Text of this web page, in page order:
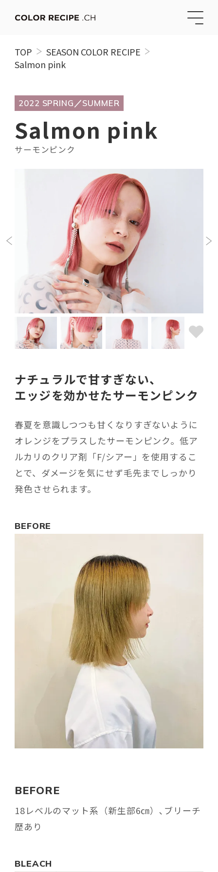
TOP
SEASON COLOR RECIPE
Salmon pink
2022 SPRING／SUMMER
Salmon pink
サーモンピンク
ナチュラルで甘すぎない、
エッジを効かせたサーモンピンク
春夏を意識しつつも甘くなりすぎないように
オレンジをプラスしたサーモンピンク。低ア
ルカリのクリア剤「F/シアー」を使用するこ
とで、ダメージを気にせず毛先までしっかり
発色させられます。
BEFORE
BEFORE
18レベルのマット系（新生部6㎝）､ブリーチ
歴あり
BLEACH